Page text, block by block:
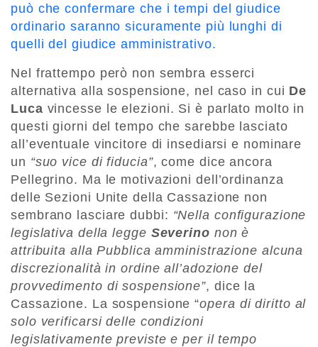
può che confermare che i tempi del giudice
ordinario saranno sicuramente più lunghi di
quelli del giudice amministrativo.
Nel frattempo però non sembra esserci
alternativa alla sospensione, nel caso in cui De
Luca vincesse le elezioni. Si è parlato molto in
questi giorni del tempo che sarebbe lasciato
all’eventuale vincitore di insediarsi e nominare
un “suo vice di fiducia”, come dice ancora
Pellegrino. Ma le motivazioni dell’ordinanza
delle Sezioni Unite della Cassazione non
sembrano lasciare dubbi: “Nella configurazione
legislativa della legge Severino non è
attribuita alla Pubblica amministrazione alcuna
discrezionalità in ordine all’adozione del
provvedimento di sospensione”, dice la
Cassazione. La sospensione “opera di diritto al
solo verificarsi delle condizioni
legislativamente previste e per il tempo